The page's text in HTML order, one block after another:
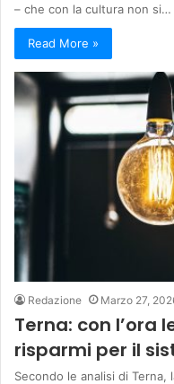
– che con la cultura non si…
Read More »
Redazione Marzo 27,
Terna: con l’ora
risparmi per il
Secondo le analisi di